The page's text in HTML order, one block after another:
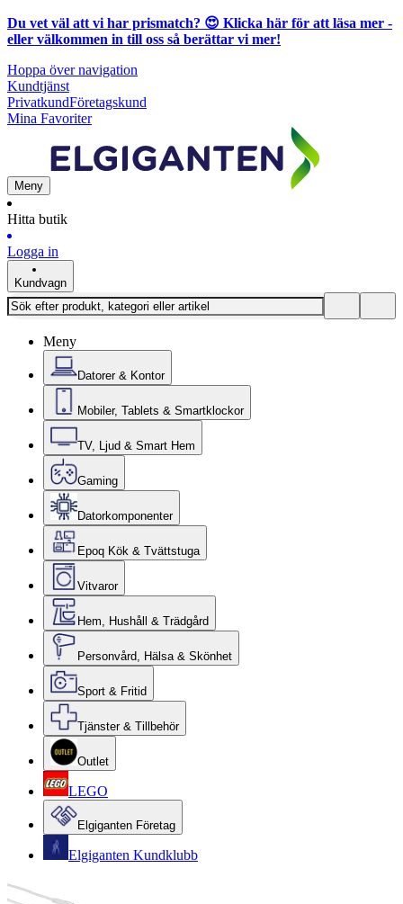
Du vet väl att vi har prismatch? 😍 Klicka här för att läsa mer -
eller välkommen in till oss så berättar vi mer!
Hoppa över navigation
Kundtjänst
PrivatkundFöretagskund
Mina Favoriter
Meny
Hitta butik
Logga in
Kundvagn
Meny
Datorer & Kontor
Mobiler, Tablets & Smartklockor
TV, Ljud & Smart Hem
Gaming
Datorkomponenter
Epoq Kök & Tvättstuga
Vitvaror
Hem, Hushåll & Trädgård
Personvård, Hälsa & Skönhet
Sport & Fritid
Tjänster & Tillbehör
Outlet
LEGO
Elgiganten Företag
Elgiganten Kundklubb